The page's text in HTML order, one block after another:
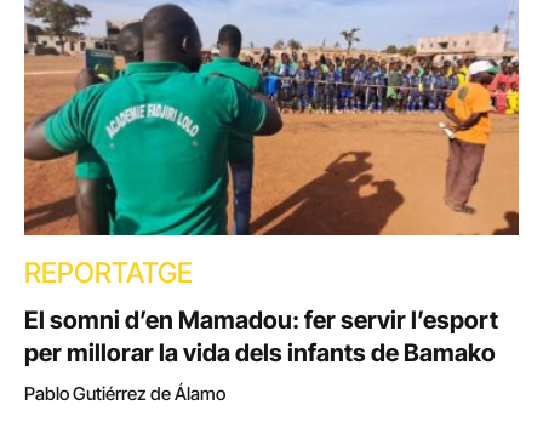
REPORTATGE
El somni d’en Mamadou: fer servir l’esport
per millorar la vida dels infants de Bamako
Pablo Gutiérrez de Álamo